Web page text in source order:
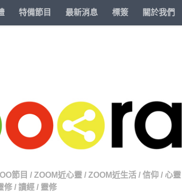
特備節目 最新消息 標簽 關於我們
節目 / ZOOM近心靈 / ZOOM近生活 / 信仰 / 心靈
修 / 讀經 / 靈修